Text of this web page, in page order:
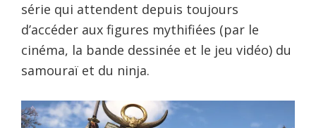
série qui attendent depuis toujours
d’accéder aux figures mythifiées (par le
cinéma, la bande dessinée et le jeu vidéo) du
samouraï et du ninja.